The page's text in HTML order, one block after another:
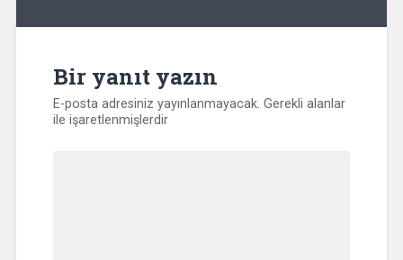
Bir yanıt yazın
E-posta adresiniz yayınlanmayacak. Gerekli alanlar
ile işaretlenmişlerdir